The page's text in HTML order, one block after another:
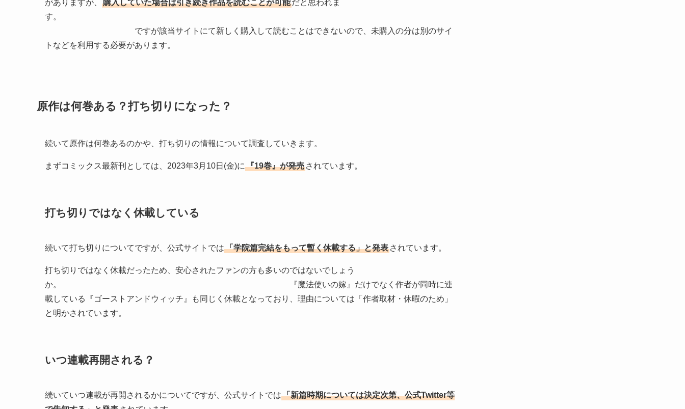
がありますが、
購入していた場合は引き続き作品を読むことが可能だと思われま
す。
ですが該当サイトにて新しく購入して読むことはできないので、未購入の分は別のサイ
トなどを利用する必要があります。
原作は何巻ある？打ち切りになった？
続いて原作は何巻あるのかや、打ち切りの情報について調査していきます。
まずコミックス最新刊としては、2023年3月10日(金)に『19巻』が発売 されています。
打ち切りではなく休載している
続いて打ち切りについてですが、公式サイトでは「学院篇完結をもって暫く休載する」と発表 されています。
打ち切りではなく休載だったため、安心されたファンの方も多いのではないでしょう
か。 『魔法使いの嫁』だけでなく作者が同時に連
載している『ゴーストアンドウィッチ』も同じく休載となっており、理由については「作者取材・休暇のため」
と明かされています。
いつ連載再開される？
続いていつ連載が再開されるかについてですが、公式サイトでは「新篇時期については決定次第、公式Twitter等